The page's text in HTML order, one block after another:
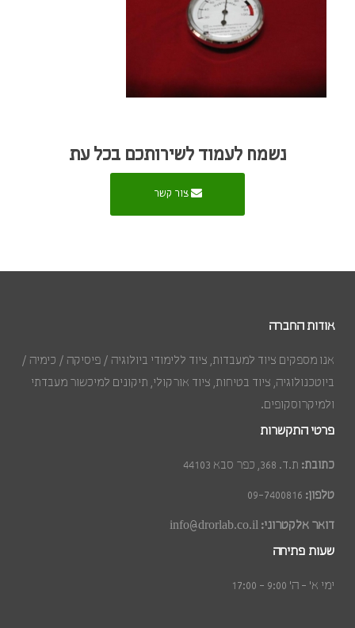
נשמח לעמוד לשירותכם בכל עת
צור קשר
אודות החברה
אנו מספקים ציוד למעבדות, ציוד ללימודי ביולוגיה / פיסיקה / כימיה /
ביוטכנולוגיה, ציוד בטיחות, ציוד אורקולי, תיקונים למיכשור מעבדתי
ולמיקרוסקופים.
פרטי התקשרות
כתובת: ת.ד. 368, כפר סבא 44103
טלפון: 09-7400816
דואר אלקטרוני: info@drorlab.co.il
שעות פתיחה
ימי א׳ - ה׳ 9:00 - 17:00